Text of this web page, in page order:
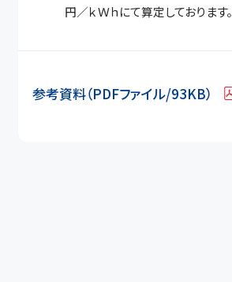
円／ｋＷｈにて算定しております。
参考資料（PDFファイル/93KB）